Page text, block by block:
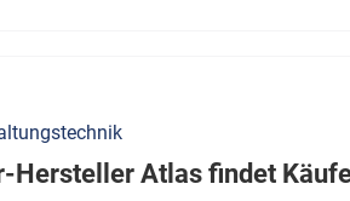
Hersteller Atlas findet